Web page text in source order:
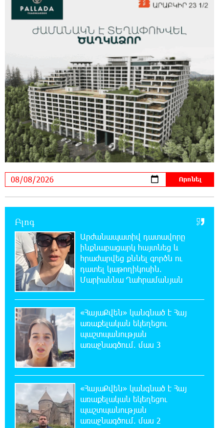
հարվшծները կառավարելու համար
21:45:44 7-08-2026
Երևանում և մարզերում էլեկտրաէներգիայի
21:26:16 7-08-2026
Ստեփանավանում ռուս կին է փորձել
ինքնասպան լինել
21:08:37 7-08-2026
ԵԱՏՄ֊ն չի ուզում, որ իր միջոցներով
զարգանա Հայաստանի տնտեսությունը ու
հետո գնա ԵՄ. Արշակ Կարապետյան
21:03:44 7-08-2026
Կաթողիկոսի նկատմամբ իրականացվող
բռնադատավարությունը միահեծան
իշխանության հետևանք է. Հանրային Դաշինք
Մեր երկրում իշխանության և ընդդիմության
անվերջանալի պայքարում տուժում է միայն
ու միայն ՀՀ քաղաքացին. Աննա Կոստանյան
20:49:35 7-08-2026
Փրկարարները հայտանաբերել են մոլորված
զբոսաշրջիկներին
20:39:24 7-08-2026
ԼՀԿ-ն պահանջում է դադարեցնել Գարեգին
Բ-ի և եպիսկոպոսների դեմ քրեական
Բլոգ
Արժանապատիվ դատավորը
ինքնաբացարկ հայտնեց և
հրաժարվեց քննել գործն ու
դատել կաթողիկոսին.
Մարիաննա Ղահրամանյան
«ՀայաՔվեն» կանգնած է Հայ
առաքելական եկեղեցու
պաշտպանության
առաջնագծում. մաս 3
«ՀայաՔվեն» կանգնած է Հայ
առաքելական եկեղեցու
պաշտպանության
առաջնագծում. մաս 2